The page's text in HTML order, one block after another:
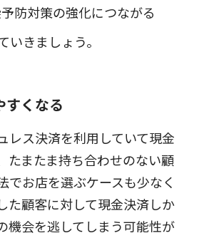
防対策の強化につながる
いきましょう。
すくなる
レス決済を利用していて現金
たまたま持ち合わせのない顧
でお店を選ぶケースも少なく
た顧客に対して現金決済しか
機会を逃してしまう可能性が